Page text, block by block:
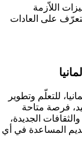
اللاّزمة
على العادات
للتعلّم وتطوير
فرصة متاحة
الجديدة،
المساعدة في أي